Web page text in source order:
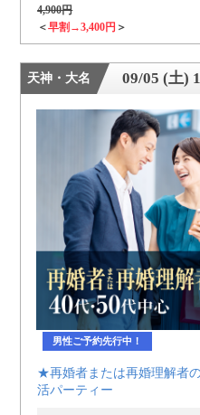
4,900円
＜早割→3,400円 ＞
天神・大名 09/05 (土)
男性ご予約先行中！
★再婚者または再婚理解者
活パーティー